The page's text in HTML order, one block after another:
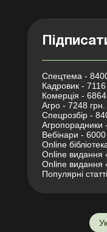
Спецтема - 8400
Кадровик - 7116
Комерція - 6864
Агро - 7248 грн.
Спецрозбір -
Агропорадники
Вебінари - 6000
Online
Online видання
Online видання
Популярні статті